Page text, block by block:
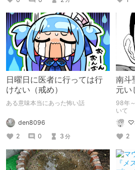
日曜日に医者に行っては行
けない（戒め）
ある意味本当にあった怖い話
den8096
2
0 3 分
南斗
元い
98年
いて
2